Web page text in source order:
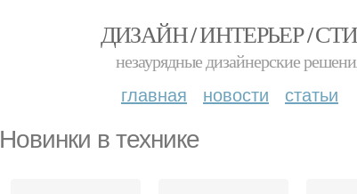
ДИЗАЙН / ИНТЕРЬЕР /
незаурядные дизайнерские
главная новости статьи
Новинки в технике